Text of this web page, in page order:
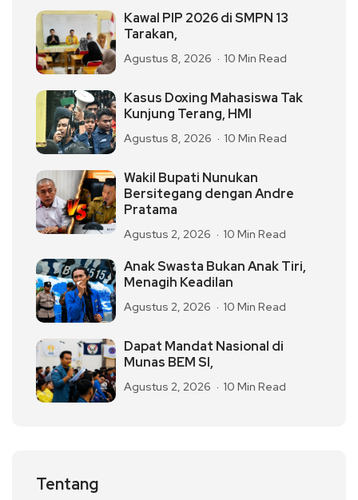
Kawal PIP 2026 di SMPN 13
Tarakan,
Agustus 8, 2026 10 Min Read
Kasus Doxing Mahasiswa Tak
Kunjung Terang, HMI
Agustus 8, 2026 10 Min Read
Wakil Bupati Nunukan
Bersitegang dengan Andre
Pratama
Agustus 2, 2026 10 Min Read
Anak Swasta Bukan Anak Tiri,
Menagih Keadilan
Agustus 2, 2026 10 Min Read
Dapat Mandat Nasional di
Munas BEM SI,
Agustus 2, 2026 10 Min Read
Tentang